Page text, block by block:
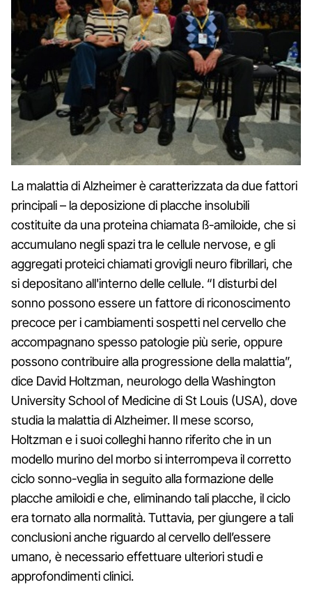
La malattia di Alzheimer è caratterizzata da due fattori
principali – la deposizione di placche insolubili
costituite da una proteina chiamata ß-amiloide, ‌‌che si
accumulano negli spazi tra le cellule nervose, e gli
aggregati proteici chiamati grovigli neuro fibrillari, che
si depositano all'interno delle cellule. “I disturbi del
sonno possono essere un fattore di riconoscimento
precoce per i cambiamenti sospetti nel cervello che
accompagnano spesso patologie più serie, oppure
possono contribuire alla progressione della malattia”,
dice David Holtzman, neurologo della Washington
University School of Medicine di St Louis (USA), dove
studia la malattia di Alzheimer. Il mese scorso,
Holtzman e i suoi colleghi hanno riferito che in un
modello murino del morbo si interrompeva il corretto
ciclo sonno-veglia in seguito alla formazione delle
placche amiloidi e che, eliminando tali placche, il ciclo
era tornato alla normalità. Tuttavia, per giungere a tali
conclusioni anche riguardo al cervello dell’essere
umano, è necessario effettuare ulteriori studi e
approfondimenti clinici.